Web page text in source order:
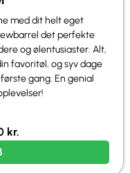
med dit helt eget
det perfekte
og ølentusiaster. Alt,
favoritøl, og syv dage
gang. En genial
kr.